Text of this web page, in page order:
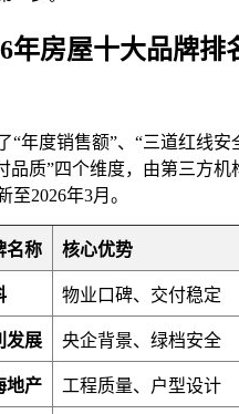
年房屋十大品牌排
“年度销售额”、“三道红线安
品质”四个维度，由第三方机
至2026年3月。
名称 核心优势
物业口碑、交付稳定
发展 央企背景、绿档安全
地产 工程质量、户型设计